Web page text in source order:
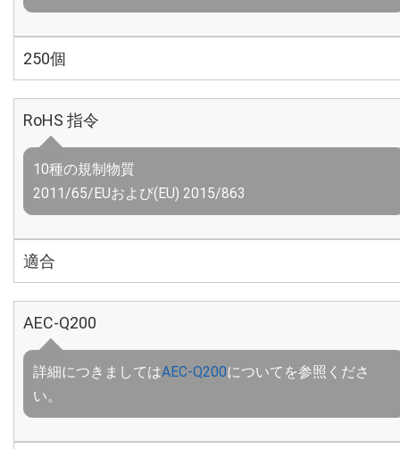
250個
RoHS 指令
10種の規制物質
2011/65/EUおよび(EU) 2015/863
適合
AEC-Q200
詳細につきましてはAEC-Q200についてを参照くださ
い。